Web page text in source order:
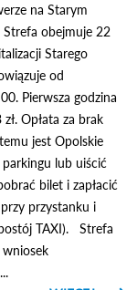
na Starym
Strefa obejmuje 22
Starego
od
Pierwsza godzina
Opłata za brak
jest Opolskie
lub uiścić
bilet i zapłacić
przystanku i
TAXI). Strefa
wniosek